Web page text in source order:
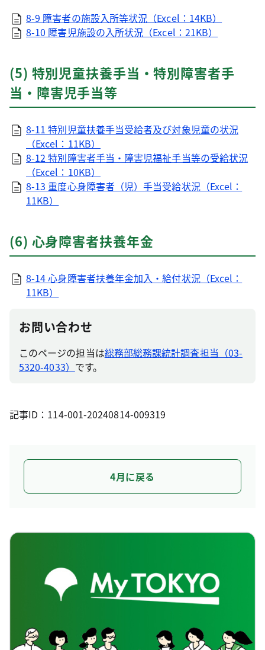
8-9 障害者の施設入所等状況（Excel：14KB）
8-10 障害児施設の入所状況（Excel：21KB）
(5) 特別児童扶養手当・特別障害者手
当・障害児手当等
8-11 特別児童扶養手当受給者及び対象児童の状況
（Excel：11KB）
8-12 特別障害者手当・障害児福祉手当等の受給状況
（Excel：10KB）
8-13 重度心身障害者（児）手当受給状況（Excel：
11KB）
(6) 心身障害者扶養年金
8-14 心身障害者扶養年金加入・給付状況（Excel：
11KB）
お問い合わせ
このページの担当は総務部総務課統計調査担当（03-
5320-4033） です。
記事ID：114-001-20240814-009319
4月に戻る